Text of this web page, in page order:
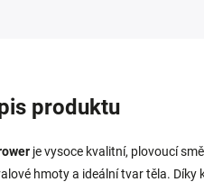
produktu
je vysoce kvalitní, plovoucí
hmoty a ideální tvar těla.